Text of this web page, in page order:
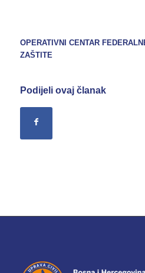
OPERATIVNI CENTAR
ZAŠTITE
Podijeli ovaj članak